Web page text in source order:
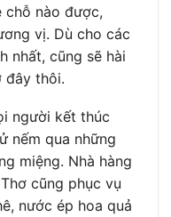
chỗ nào được,
vị. Dù cho các
nhất, cũng sẽ hài
đây thôi.
người kết thúc
nếm qua những
miệng. Nhà hàng
cũng phục vụ
nước ép hoa quả